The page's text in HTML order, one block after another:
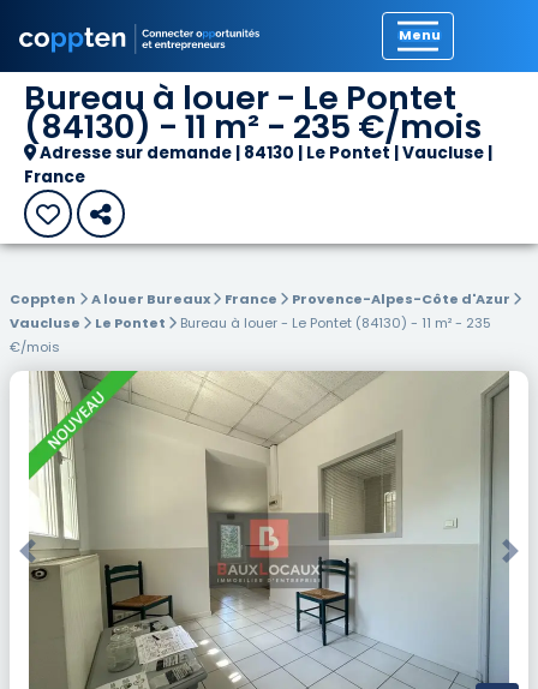
Bureau à louer - Le Pontet
(84130) - 11 m² - 235 €/mois
Adresse sur demande | 84130 | Le Pontet | Vaucluse |
France
Coppten A louer Bureaux France
Provence-Alpes-Côte d'Azur
Vaucluse
Le Pontet
Bureau à louer - Le Pontet (84130) - 11 m² - 235
€/mois
Previous